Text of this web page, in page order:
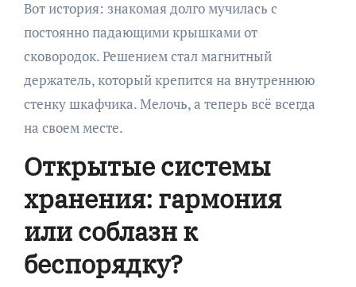
Вот история: знакомая долго мучилась с
постоянно падающими крышками от
сковородок. Решением стал магнитный
держатель, который крепится на внутреннюю
стенку шкафчика. Мелочь, а теперь всё всегда
на своем месте.
Открытые системы
хранения: гармония
или соблазн к
беспорядку?